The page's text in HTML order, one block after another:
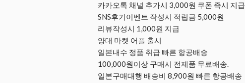
카카오톡 채널 추가시 3,000원 쿠폰 즉시 지급
SNS후기이벤트 작성시 적립금 5,000원
리뷰작성시 1,000원 지급
양대 마켓 어플 출시
일본내수 정품 취급 빠른 항공배송
100,000원이상 구매시 전제품 무료배송.
일본구매대행 배송비 8,900원 빠른 항공배송